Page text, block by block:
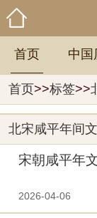
首页 中国
首页>>标签>>
北宋咸平年间
宋朝咸平年
2026-04-06